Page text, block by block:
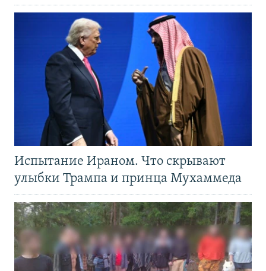
Испытание Ираном. Что скрывают
улыбки Трампа и принца Мухаммеда